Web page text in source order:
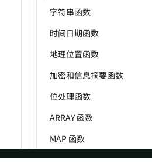
字符串函数
时间日期函数
地理位置函数
加密和信息摘要函数
位处理函数
ARRAY 函数
MAP 函数
STRUCT 函数